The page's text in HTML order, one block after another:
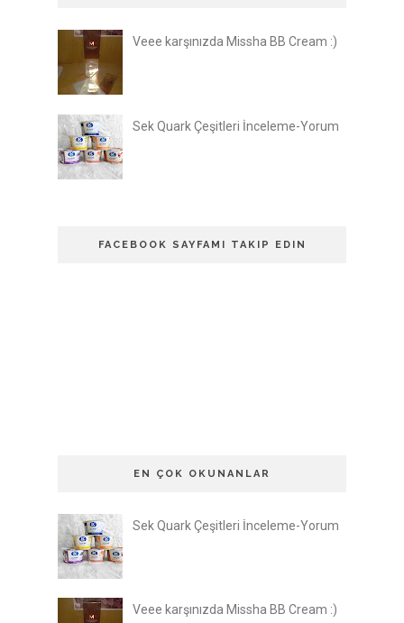
Veee karşınızda Missha BB Cream :)
Sek Quark Çeşitleri İnceleme-Yorum
FACEBOOK SAYFAMI TAKIP EDIN
EN ÇOK OKUNANLAR
Sek Quark Çeşitleri İnceleme-Yorum
Veee karşınızda Missha BB Cream :)